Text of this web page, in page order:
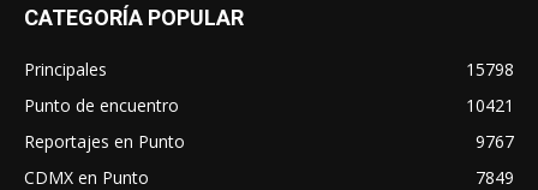
CATEGORÍA POPULAR
Principales
15798
Punto de encuentro
10421
Reportajes en Punto
9767
CDMX en Punto
7849